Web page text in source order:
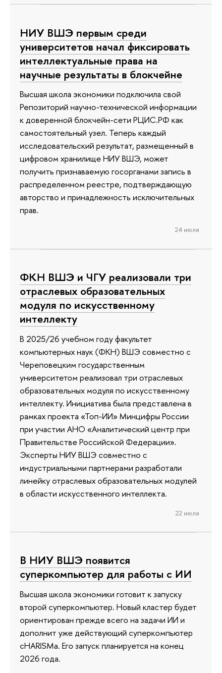
НИУ ВШЭ первым среди
университетов начал фиксировать
интеллектуальные права на
научные результаты в блокчейне
Высшая школа экономики подключила свой
Репозиторий научно-технической информации
к доверенной блокчейн-сети РЦИС.РФ как
самостоятельный узел. Теперь каждый
исследовательский результат, размещенный в
цифровом хранилище НИУ ВШЭ, может
получить признаваемую госорганами запись в
распределенном реестре, подтверждающую
авторство и принадлежность исключительных
прав.
24 июля
ФКН ВШЭ и ЧГУ реализовали три
отраслевых образовательных
модуля по искусственному
интеллекту
В 2025/26 учебном году факультет
компьютерных наук (ФКН) ВШЭ совместно с
Череповецким государственным
университетом реализовал три отраслевых
образовательных модуля по искусственному
интеллекту. Инициатива была представлена в
рамках проекта «Топ-ИИ» Минцифры России
при участии АНО «Аналитический центр при
Правительстве Российской Федерации».
Эксперты НИУ ВШЭ совместно с
индустриальными партнерами разработали
линейку отраслевых образовательных модулей
в области искусственного интеллекта.
22 июля
В НИУ ВШЭ появится
суперкомпьютер для работы с ИИ
Высшая школа экономики готовит к запуску
второй суперкомпьютер. Новый кластер будет
ориентирован прежде всего на задачи ИИ и
дополнит уже действующий суперкомпьютер
cHARISMa. Его запуск планируется на конец
2026 года.